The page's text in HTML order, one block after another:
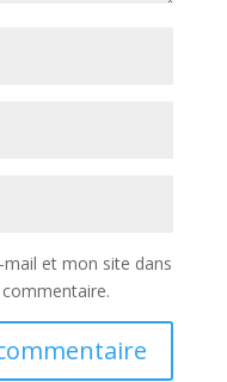
et mon site dans